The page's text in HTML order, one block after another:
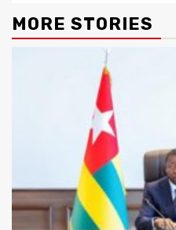
MORE STORIES